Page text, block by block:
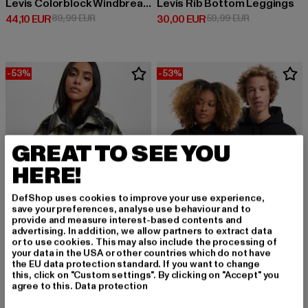
Levis Colorblock Windbreaker
44,10 EUR
Derzeitiger Preis: 44,10 EUR
89,99 EURAktionspreis: 89,99 EUR
Levis Rib Bottom Leggings
30,00 EUR
Derzeitiger Preis: 30,00 EUR
59,99 EURAktionspreis:
-53%
LEVIS
Levis Wool Winterjacke
65,80 EUR
Derzeitiger Preis: 65,80 EUR
139,99 EURAktionspreis: 139,99 EUR
-53%
WOOD WOOD
Basic
GREAT TO SEE YOU
HERE!
DefShop uses cookies to improve your use experience,
save your preferences, analyse use behaviour and to
provide and measure interest-based contents and
advertising. In addition, we allow partners to extract data
or to use cookies. This may also include the processing of
your data in the USA or other countries which do not have
the EU data protection standard. If you want to change
this, click on "Custom settings". By clicking on "Accept" you
agree to this. Data protection